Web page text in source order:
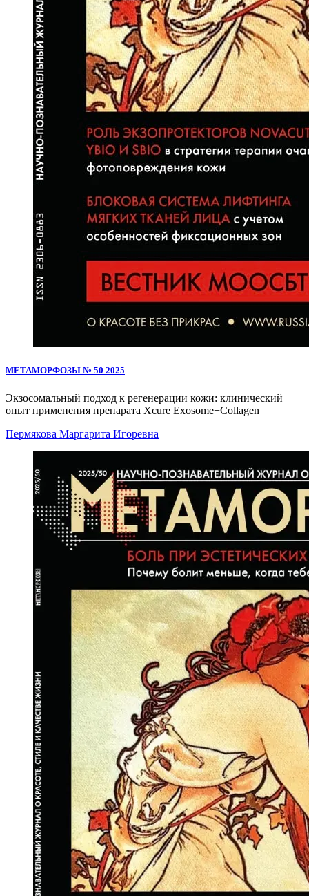
МЕТАМОРФОЗЫ № 50 2025
Экзосомальный подход к регенерации кожи: клинический
опыт применения препарата Xcure Exosome+Collagen
Пермякова Маргарита Игоревна